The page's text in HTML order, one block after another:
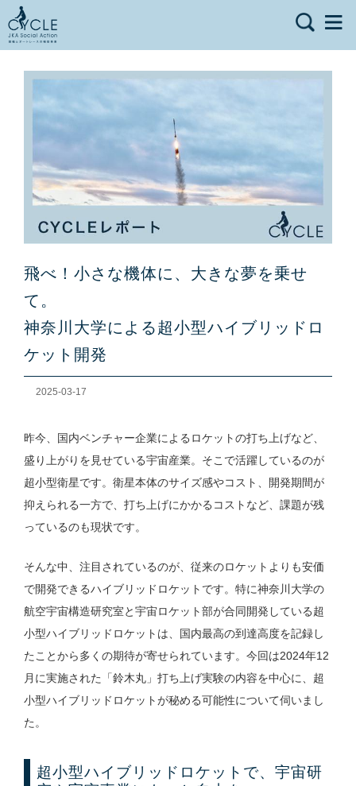
飛べ！小さな機体に、大きな夢を乗せ
て。
神奈川大学による超小型ハイブリッドロ
ケット開発
2025-03-17
昨今、国内ベンチャー企業によるロケットの打ち上げなど、
盛り上がりを見せている宇宙産業。そこで活躍しているのが
超小型衛星です。衛星本体のサイズ感やコスト、開発期間が
抑えられる一方で、打ち上げにかかるコストなど、課題が残
っているのも現状です。
そんな中、注目されているのが、従来のロケットよりも安価
で開発できるハイブリッドロケットです。特に神奈川大学の
航空宇宙構造研究室と宇宙ロケット部が合同開発している超
小型ハイブリッドロケットは、国内最高の到達高度を記録し
たことから多くの期待が寄せられています。今回は2024年12
月に実施された「鈴木丸」打ち上げ実験の内容を中心に、超
小型ハイブリッドロケットが秘める可能性について伺いまし
た。
超小型ハイブリッドロケットで、宇宙研